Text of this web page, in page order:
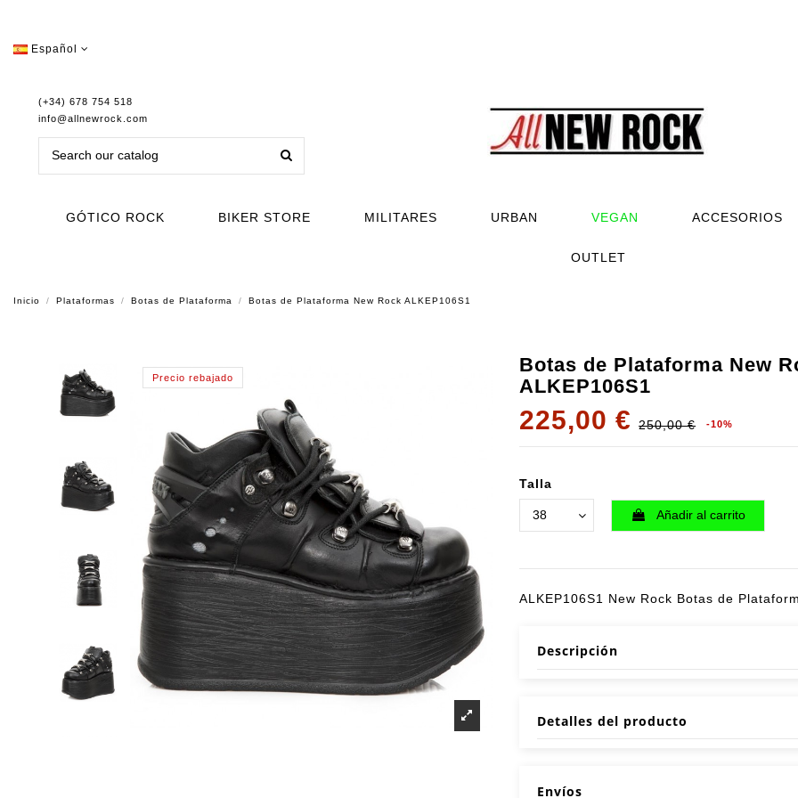
Español
(+34) 678 754 518
info@allnewrock.com
GÓTICO ROCK BIKER STORE MILITARES URBAN VEGAN ACCESORIOS
OUTLET
Inicio Plataformas Botas de Plataforma Botas de Plataforma New Rock ALKEP106S1
Precio rebajado
Botas de Plataforma New
ALKEP106S1
225,00 € 250,00 € -10%
Talla
Añadir al carrito
ALKEP106S1 New Rock Botas de
Descripción
Detalles del producto
Envíos